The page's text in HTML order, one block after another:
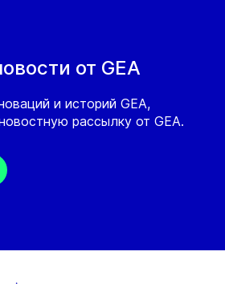
от GEA
и историй GEA,
рассылку от GEA.